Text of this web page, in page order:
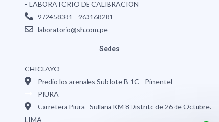
- LABORATORIO DE CALIBRACIÓN
972458381 - 963168281
laboratorio@sh.com.pe
Sedes
CHICLAYO
Predio los arenales Sub lote B-1C - Pimentel
PIURA
Carretera Piura - Sullana KM 8 Distrito de 26 de Octubre.
LIMA